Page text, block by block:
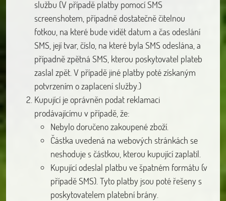
službu (V případě platby pomocí SMS
screenshotem, případně dostatečně čitelnou
fotkou, na které bude vidět datum a čas odeslání
SMS, její tvar, číslo, na které byla SMS odeslána, a
případně zpětná SMS, kterou poskytovatel plateb
zaslal zpět. V případě jiné platby poté získaným
potvrzením o zaplacení služby.)
Kupující je oprávněn podat reklamaci
prodávajícímu v případě, že:
Nebylo doručeno zakoupené zboží.
Částka uvedená na webových stránkách se
neshoduje s částkou, kterou kupující zaplatil.
Kupující odeslal platbu ve špatném formátu (v
případě SMS). Tyto platby jsou poté řešeny s
poskytovatelem platební brány.